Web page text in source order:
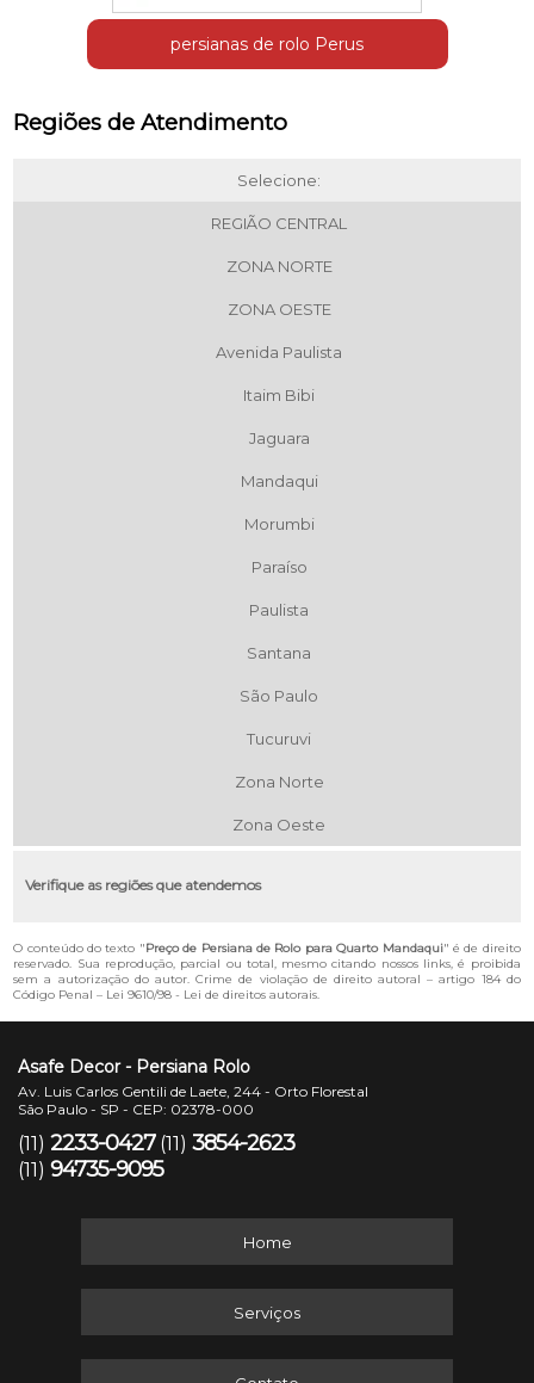
persianas de rolo Perus
Regiões de Atendimento
Selecione:
REGIÃO CENTRAL
ZONA NORTE
ZONA OESTE
Avenida Paulista
Itaim Bibi
Jaguara
Mandaqui
Morumbi
Paraíso
Paulista
Santana
São Paulo
Tucuruvi
Zona Norte
Zona Oeste
Verifique as regiões que atendemos
O conteúdo do texto "Preço de Persiana de Rolo para Quarto Mandaqui" é de direito
reservado. Sua reprodução, parcial ou total, mesmo citando nossos links, é proibida
sem a autorização do autor. Crime de violação de direito autoral – artigo 184 do
Código Penal – Lei 9610/98 - Lei de direitos autorais.
Asafe Decor - Persiana Rolo
Av. Luis Carlos Gentili de Laete, 244 - Orto Florestal
São Paulo - SP - CEP: 02378-000
(11) 2233-0427 (11) 3854-2623
(11) 94735-9095
Home
Serviços